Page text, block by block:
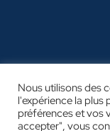
© Glénan Concept
Mention légales
Nous utilisons des
l'expérience la plus
préférences et vos
accepter", vous